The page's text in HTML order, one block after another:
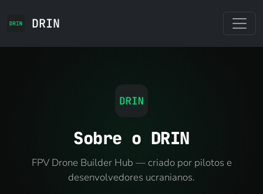
DRIN
Sobre o DRIN
FPV Drone Builder Hub — criado por pilotos e
desenvolvedores ucranianos.